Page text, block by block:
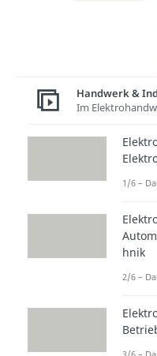
Handwerk &
Im
1/6 –
hnik
2/6 –